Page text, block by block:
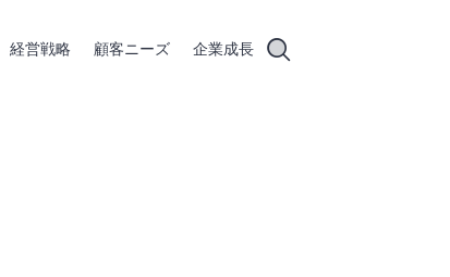
経営戦略 顧客ニーズ 企業成長